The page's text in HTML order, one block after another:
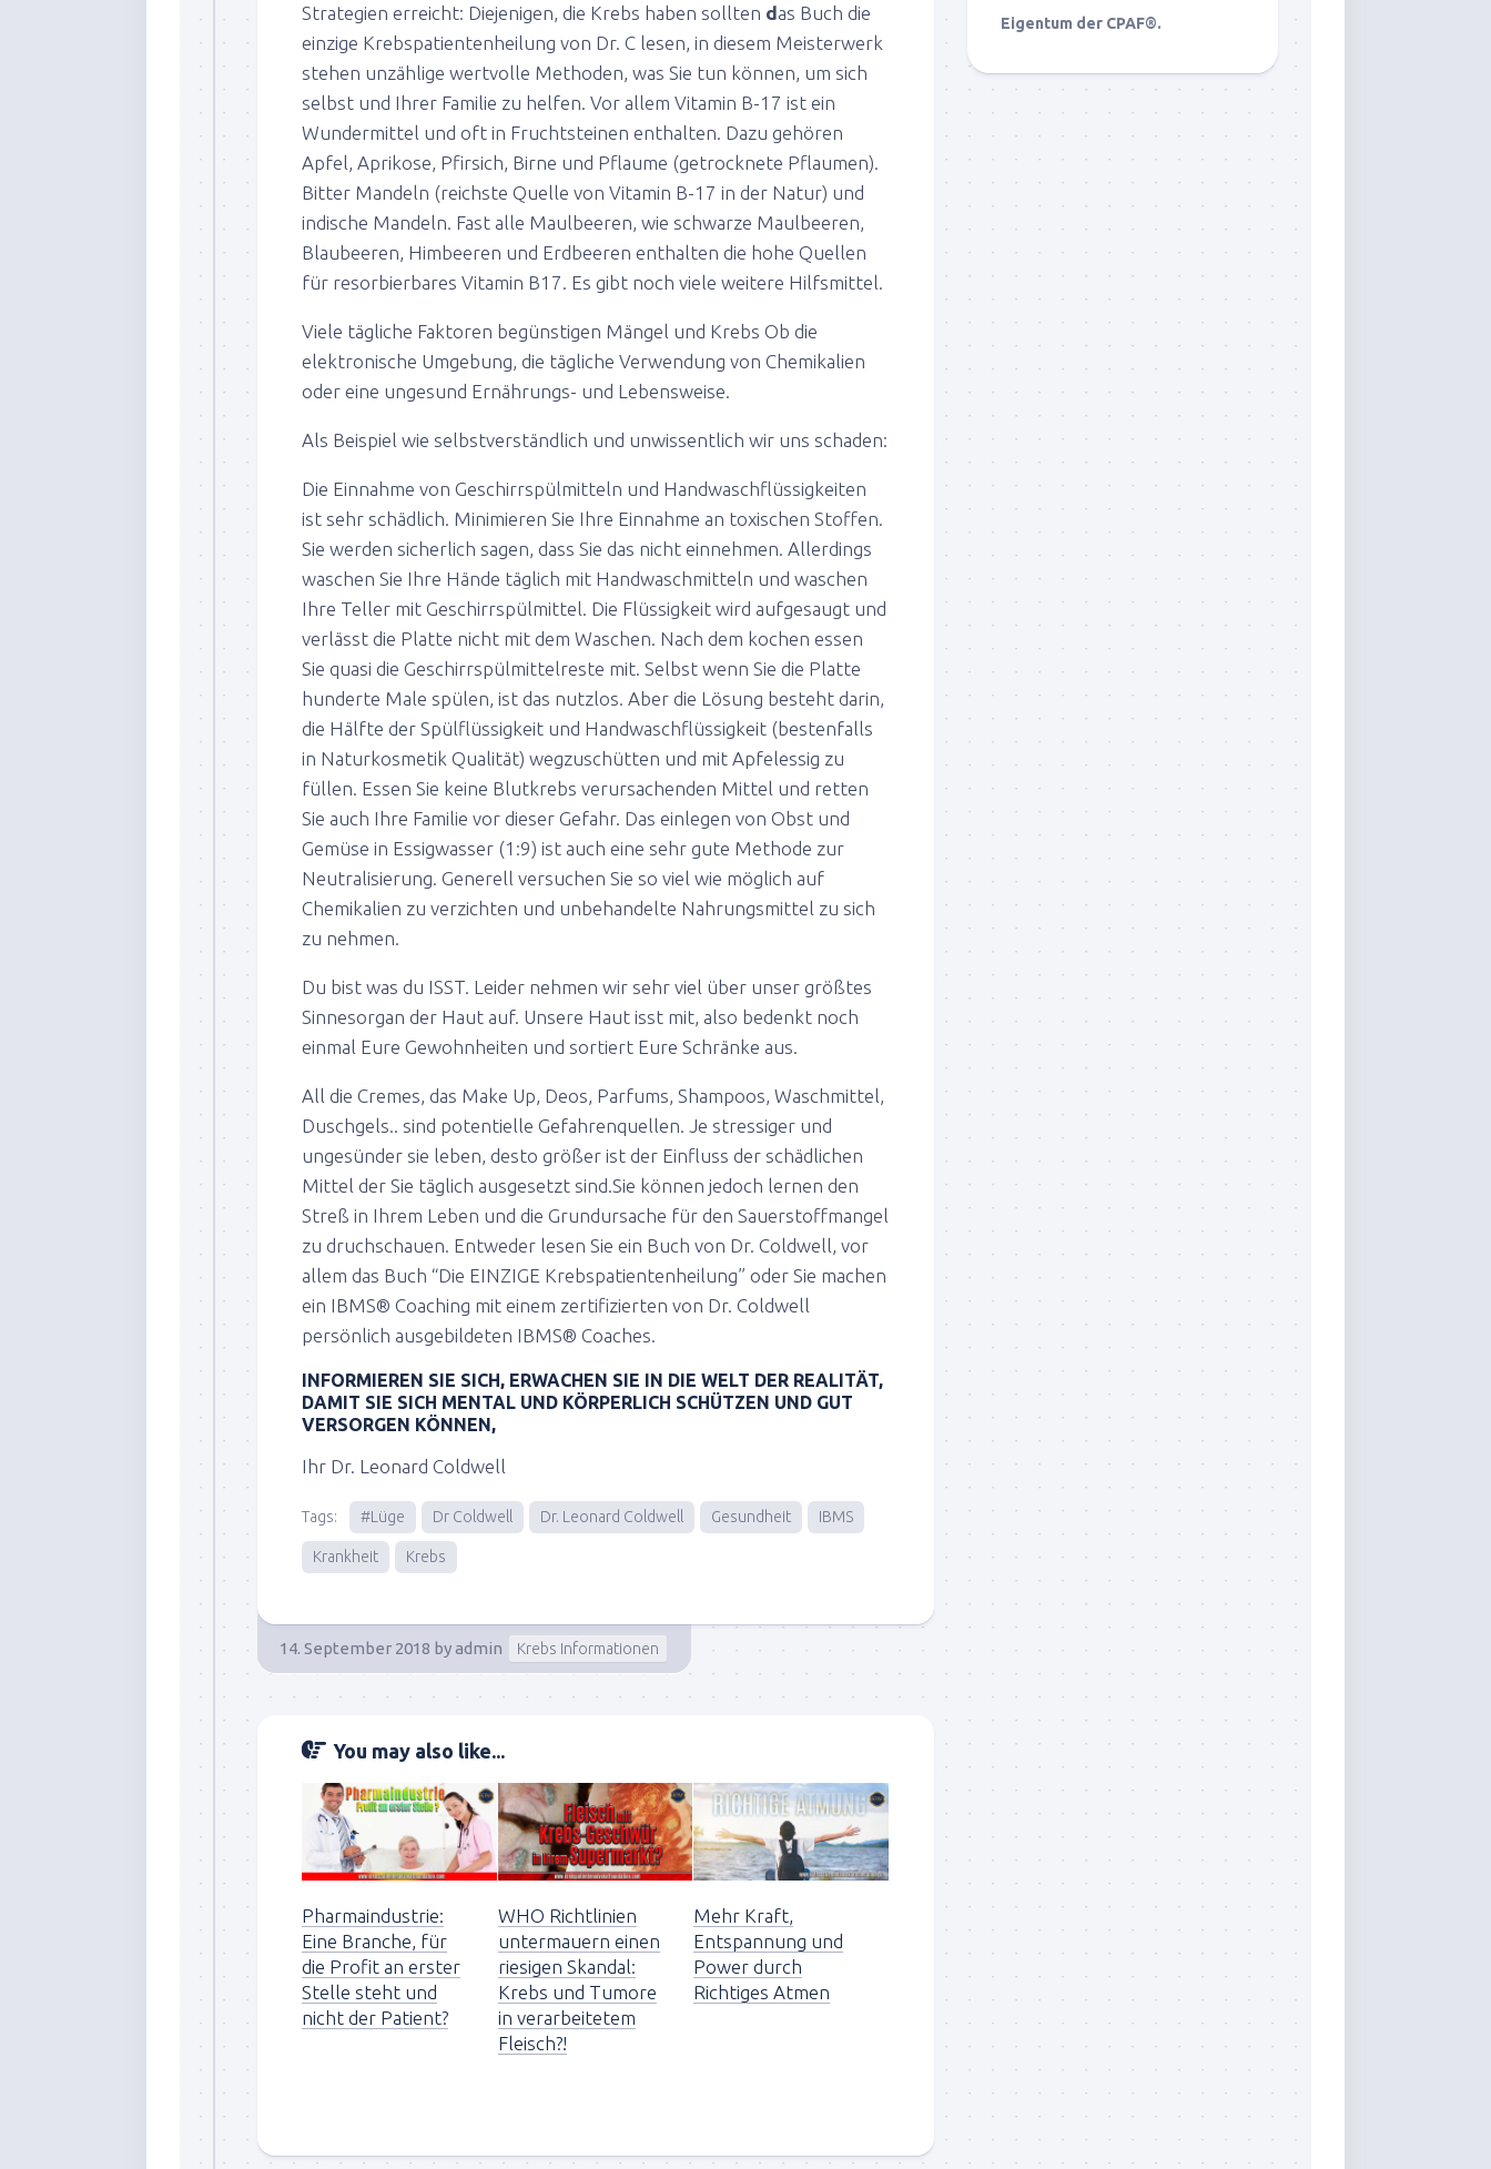
Strategien erreicht: Diejenigen, die Krebs haben sollten das Buch die
einzige Krebspatientenheilung von Dr. C lesen, in diesem Meisterwerk
stehen unzählige wertvolle Methoden, was Sie tun können, um sich
selbst und Ihrer Familie zu helfen. Vor allem Vitamin B-17 ist ein
Wundermittel und oft in Fruchtsteinen enthalten. Dazu gehören
Apfel, Aprikose, Pfirsich, Birne und Pflaume (getrocknete Pflaumen).
Bitter Mandeln (reichste Quelle von Vitamin B-17 in der Natur) und
indische Mandeln. Fast alle Maulbeeren, wie schwarze Maulbeeren,
Blaubeeren, Himbeeren und Erdbeeren enthalten die hohe Quellen
für resorbierbares Vitamin B17. Es gibt noch viele weitere Hilfsmittel.
Viele tägliche Faktoren begünstigen Mängel und Krebs Ob die
elektronische Umgebung, die tägliche Verwendung von Chemikalien
oder eine ungesund Ernährungs- und Lebensweise.
Als Beispiel wie selbstverständlich und unwissentlich wir uns schaden:
Die Einnahme von Geschirrspülmitteln und Handwaschflüssigkeiten
ist sehr schädlich. Minimieren Sie Ihre Einnahme an toxischen Stoffen.
Sie werden sicherlich sagen, dass Sie das nicht einnehmen. Allerdings
waschen Sie Ihre Hände täglich mit Handwaschmitteln und waschen
Ihre Teller mit Geschirrspülmittel. Die Flüssigkeit wird aufgesaugt und
verlässt die Platte nicht mit dem Waschen. Nach dem kochen essen
Sie quasi die Geschirrspülmittelreste mit. Selbst wenn Sie die Platte
hunderte Male spülen, ist das nutzlos. Aber die Lösung besteht darin,
die Hälfte der Spülflüssigkeit und Handwaschflüssigkeit (bestenfalls
in Naturkosmetik Qualität) wegzuschütten und mit Apfelessig zu
füllen. Essen Sie keine Blutkrebs verursachenden Mittel und retten
Sie auch Ihre Familie vor dieser Gefahr. Das einlegen von Obst und
Gemüse in Essigwasser (1:9) ist auch eine sehr gute Methode zur
Neutralisierung. Generell versuchen Sie so viel wie möglich auf
Chemikalien zu verzichten und unbehandelte Nahrungsmittel zu sich
zu nehmen.
Du bist was du ISST. Leider nehmen wir sehr viel über unser größtes
Sinnesorgan der Haut auf. Unsere Haut isst mit, also bedenkt noch
einmal Eure Gewohnheiten und sortiert Eure Schränke aus.
All die Cremes, das Make Up, Deos, Parfums, Shampoos, Waschmittel,
Duschgels.. sind potentielle Gefahrenquellen. Je stressiger und
ungesünder sie leben, desto größer ist der Einfluss der schädlichen
Mittel der Sie täglich ausgesetzt sind.Sie können jedoch lernen den
Streß in Ihrem Leben und die Grundursache für den Sauerstoffmangel
zu druchschauen. Entweder lesen Sie ein Buch von Dr. Coldwell, vor
allem das Buch “Die EINZIGE Krebspatientenheilung” oder Sie machen
ein IBMS® Coaching mit einem zertifizierten von Dr. Coldwell
persönlich ausgebildeten IBMS® Coaches.
INFORMIEREN SIE SICH, ERWACHEN SIE IN DIE WELT DER REALITÄT,
DAMIT SIE SICH MENTAL UND KÖRPERLICH SCHÜTZEN UND GUT
VERSORGEN KÖNNEN,
Ihr Dr. Leonard Coldwell
Tags: #Lüge Dr Coldwell Dr. Leonard Coldwell Gesundheit IBMS
Krankheit Krebs
14. September 2018 byadmin Krebs Informationen
You may also like...
Pharmaindustrie:
Eine Branche, für
die Profit an erster
Stelle steht und
nicht der Patient?
WHO Richtlinien
untermauern einen
riesigen Skandal:
Krebs und Tumore
in verarbeitetem
Fleisch?!
Mehr Kraft,
Entspannung und
Power durch
Richtiges Atmen
Eigentum der CPAF®.